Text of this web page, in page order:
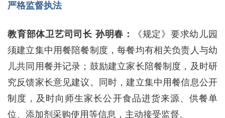
严格监督执法
教育部体卫艺司司长 孙明春：
《规定》要求幼儿园
须建立集中用餐陪餐制度，每餐均有相关负责人与幼
儿共同用餐并记录；鼓励建立家长陪餐制度，及时研
究反馈家长意见建议。同时，建立集中用餐信息公开
制度，及时向师生家长公开食品进货来源、供餐单
位、添加剂采购使用等信息，主动接受监督。